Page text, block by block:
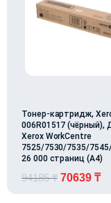
Тонер-картридж,
006R01517 (чёрный),
Xerox WorkCentre
7525/7530/7535/
26 000 страниц (А4)
94185₸ 70639 ₸